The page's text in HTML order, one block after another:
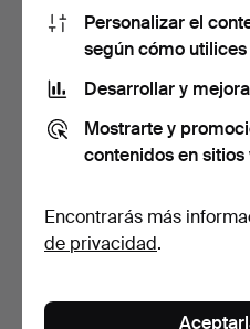
ARAÑA, LATÓN.
Subastado 7 may 2020
14 pujas
179 USD
Personalizar el
según cómo
Desarrollar y
Mostrarte y
contenidos en
Encontrarás más
de privacidad.